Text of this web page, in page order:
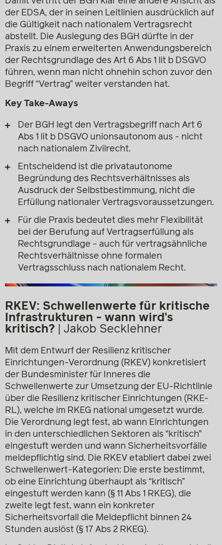
der EDSA, der in seinen Leitlinien ausdrücklich auf
die Gültigkeit nach nationalem Vertragsrecht
abstellt. Die Auslegung des BGH dürfte in der
Praxis zu einem erweiterten Anwendungsbereich
der Rechtsgrundlage des Art 6 Abs 1 lit b DSGVO
führen, wenn man nicht ohnehin schon zuvor den
Begriff “Vertrag” weiter verstanden hat.
Key Take-Aways
Der BGH legt den Vertragsbegriff nach Art 6
Abs 1 lit b DSGVO unionsautonom aus - nicht
nach nationalem Zivilrecht.
Entscheidend ist die privatautonome
Begründung des Rechtsverhältnisses als
Ausdruck der Selbstbestimmung, nicht die
Erfüllung nationaler Vertragsvoraussetzungen.
Für die Praxis bedeutet dies mehr Flexibilität
bei der Berufung auf Vertragserfüllung als
Rechtsgrundlage - auch für vertragsähnliche
Rechtsverhältnisse ohne formalen
Vertragsschluss nach nationalem Recht.
RKEV: Schwellenwerte für kritische
Infrastrukturen - wann wird's
kritisch? | Jakob Secklehner
Mit dem Entwurf der Resilienz kritischer
Einrichtungen-Verordnung ( RKEV) konkretisiert
der Bundesminister für Inneres die
Schwellenwerte zur Umsetzung der EU-Richtlinie
über die Resilienz kritischer Einrichtungen ( RKE-
RL), welche im RKEG national umgesetzt wurde.
Die Verordnung legt fest, ab wann Einrichtungen
in den unterschiedlichen Sektoren als “kritisch”
eingestuft werden und wann Sicherheitsvorfälle
meldepflichtig sind. Die RKEV etabliert dabei zwei
Schwellenwert-Kategorien: Die erste bestimmt,
ob eine Einrichtung überhaupt als “kritisch”
eingestuft werden kann (§ 11 Abs 1 RKEG), die
zweite legt fest, wann ein konkreter
Sicherheitsvorfall die Meldepflicht binnen 24
Stunden auslöst (§ 17 Abs 2 RKEG).